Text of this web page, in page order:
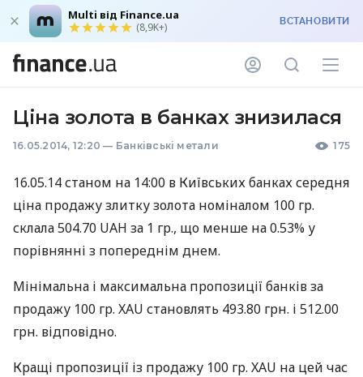
Multi від Finance.ua
(8,9K+) ВСТАНОВИТИ
Ціна золота в банках знизилася
16.05.2014, 12:20 — Банківські метали 175
16.05.14 станом на 14:00 в Київських банках середня
ціна продажу злитку золота номіналом 100 гр.
склала 504.70 UAH за 1 гр., що менше на 0.53% у
порівнянні з попереднім днем.
Мінімальна і максимальна пропозиції банків за
продажу 100 гр. XAU становлять 493.80 грн. і 512.00
грн. відповідно.
Кращі пропозиції із продажу 100 гр. XAU на цей час